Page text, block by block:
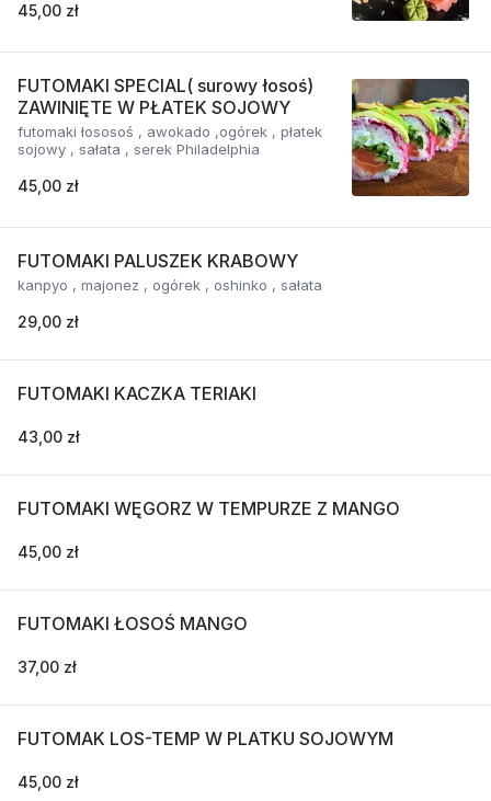
45,00 zł
FUTOMAKI SPECIAL( surowy łosoś)
ZAWINIĘTE W PŁATEK SOJOWY
futomaki łososoś , awokado ,ogórek , płatek
sojowy , sałata , serek Philadelphia
45,00 zł
FUTOMAKI PALUSZEK KRABOWY
kanpyo , majonez , ogórek , oshinko , sałata
29,00 zł
FUTOMAKI KACZKA TERIAKI
43,00 zł
FUTOMAKI WĘGORZ W TEMPURZE Z MANGO
45,00 zł
FUTOMAKI ŁOSOŚ MANGO
37,00 zł
FUTOMAK LOS-TEMP W PLATKU SOJOWYM
45,00 zł